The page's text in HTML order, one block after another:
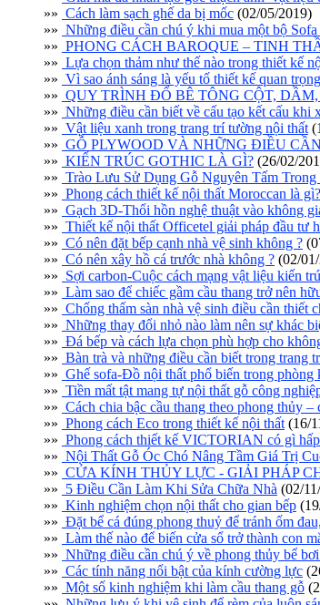
»» Cách làm sạch ghế da bị mốc (02/05/2019)
»» Những điều cần chú ý khi mua một bộ Sofa
»» PHONG CÁCH BAROQUE – TINH
»» Lựa chọn thảm như thế nào trong thiết kế
»» Vì sao ánh sáng là yếu tố thiết kế quan
»» QUY TRÌNH ĐỔ BÊ TÔNG CỘT,
»» Những điều cần biết về cấu tạo kết cấu khi
»» Vật liệu xanh trong trang trí tường nội thất
»» GỖ PLYWOOD VÀ NHỮNG ĐIỀU
»» KIẾN TRÚC GOTHIC LÀ GÌ? (26/02/
»» Trào Lưu Sử Dụng Gỗ Nguyên Tấm
»» Phong cách thiết kế nội thất Moroccan là gì?
»» Gạch 3D-Thổi hồn nghệ thuật vào không
»» Thiết kế nội thất Officetel giải pháp đầu tư
»» Có nên đặt bếp cạnh nhà vệ sinh không ?
»» Có nên xây hồ cá trước nhà không ? (02/
»» Sợi carbon-Cuộc cách mạng vật liệu kiến
»» Làm sao để chiếc gầm cầu thang trở nên
»» Chống thấm sàn nhà vệ sinh điều cần thiết
»» Những thay đổi nhỏ nào làm nên sự khác
»» Đá bếp và cách lựa chọn phù hợp cho
»» Bàn trà và những điều cần biết trong trang
»» Ghế sofa-Đồ nội thất phổ biến trong phòng
»» Tiền mất tật mang tự nội thất gỗ công
»» Cách chia bậc cầu thang theo phong thủy
»» Phong cách Eco trong thiết kế nội thất (16/
»» Phong cách thiết kế VICTORIAN có gì
»» Nội Thất Gỗ Óc Chó Nâng Tầm Giá Trị
»» CỬA KÍNH THỦY LỰC - GIẢI PHÁP
»» 5 Điều Cần Làm Khi Sửa Chữa Nhà (02/
»» Kinh nghiệm chọn nội thất cho gian bếp
»» Đặt bể cá đúng phong thuỷ để tránh ốm
»» Làm thế nào để biến cửa sổ trở thành con
»» Những điều cần chú ý về phong thủy bể
»» Các tính năng nổi bật của kính cường lực
»» Một số kinh nghiệm khi làm cầu thang gỗ